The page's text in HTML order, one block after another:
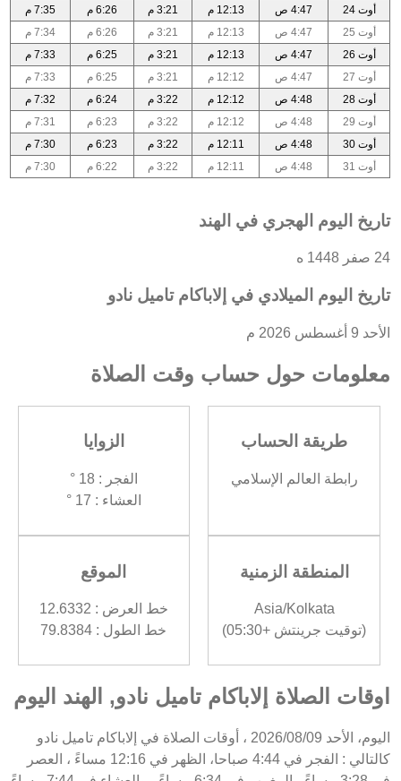
أوت 24
4:47 ص 12:13 م 3:21 م 6:26 م
7:35 م
أوت 25
4:47 ص 12:13 م 3:21 م 6:26 م
7:34 م
أوت 26
4:47 ص 12:13 م 3:21 م 6:25 م
7:33 م
أوت 27
4:47 ص 12:12 م 3:21 م 6:25 م
7:33 م
أوت 28
4:48 ص 12:12 م 3:22 م 6:24 م
7:32 م
أوت 29
4:48 ص 12:12 م 3:22 م 6:23 م
7:31 م
أوت 30
4:48 ص 12:11 م 3:22 م 6:23 م
7:30 م
أوت 31
4:48 ص 12:11 م 3:22 م 6:22 م 7:30 م
تاريخ اليوم الهجري في الهند
24 صفر 1448 ه
تاريخ اليوم الميلادي في إلاباكام تاميل نادو
الأحد 9 أغسطس 2026 م
معلومات حول حساب وقت الصلاة
طريقة الحساب
رابطة العالم الإسلامي
الزوايا
الفجر : 18 °
العشاء : 17 °
المنطقة الزمنية
Asia/Kolkata
(توقيت جرينتش +05:30)
الموقع
خط العرض : 12.6332
خط الطول : 79.8384
اوقات الصلاة إلاباكام تاميل نادو, الهند اليوم
اليوم، الأحد 2026/08/09 ، أوقات الصلاة في إلاباكام تاميل نادو
كالتالي : الفجر في 4:44 صباحا، الظهر في 12:16 مساءً ، العصر